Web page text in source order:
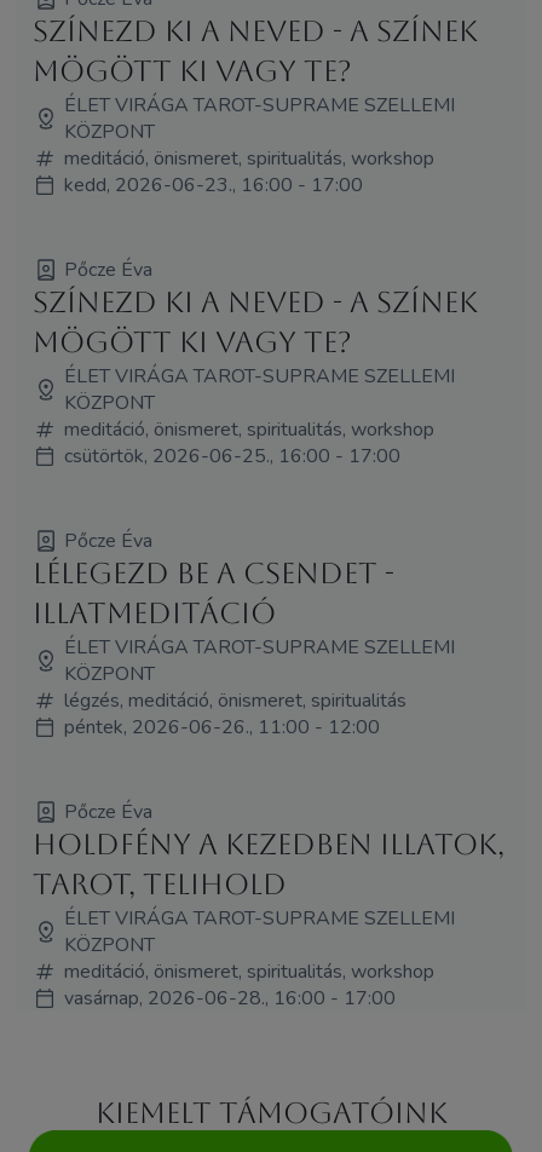
Színezd ki a neved - A színek
mögött ki vagy te?
ÉLET VIRÁGA TAROT-SUPRAME SZELLEMI
KÖZPONT
meditáció, önismeret, spiritualitás, workshop
kedd, 2026-06-23., 16:00 - 17:00
Pőcze Éva
Színezd ki a neved - A színek
mögött ki vagy te?
ÉLET VIRÁGA TAROT-SUPRAME SZELLEMI
KÖZPONT
meditáció, önismeret, spiritualitás, workshop
csütörtök, 2026-06-25., 16:00 - 17:00
Pőcze Éva
Lélegezd be a csendet -
Illatmeditáció
ÉLET VIRÁGA TAROT-SUPRAME SZELLEMI
KÖZPONT
légzés, meditáció, önismeret, spiritualitás
péntek, 2026-06-26., 11:00 - 12:00
Pőcze Éva
Holdfény a kezedben Illatok,
Tarot, Telihold
ÉLET VIRÁGA TAROT-SUPRAME SZELLEMI
KÖZPONT
meditáció, önismeret, spiritualitás, workshop
vasárnap, 2026-06-28., 16:00 - 17:00
Kiemelt támogatóink